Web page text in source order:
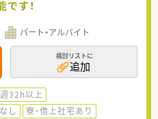
です！
パート・アルバイト
検討リストに
追加
週32h以上
し
寮・借上社宅あり